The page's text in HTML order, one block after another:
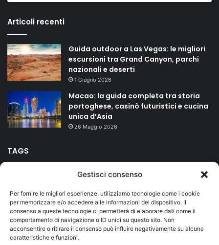
Gestisci consenso
Per fornire le migliori esperienze, utilizziamo tecnologie come i cookie
per memorizzare e/o accedere alle informazioni del dispositivo. Il
consenso a queste tecnologie ci permetterà di elaborare dati come il
comportamento di navigazione o ID unici su questo sito. Non
acconsentire o ritirare il consenso può influire negativamente su alcune
caratteristiche e funzioni.
Articoli recenti
Guida outdoor a Las Vegas: le migliori
escursioni tra Grand Canyon, parchi
nazionali e deserti
1 Giugno 2026
Macao: la guida completa tra storia
portoghese, casinò futuristici e cucina
unica d’Asia
26 Maggio 2026
TAGS
Duomo Firenze hotel isole Lago di Garda mare
Milano montagna riviera romagnola Roma Salento
Sicilia terme vacanze